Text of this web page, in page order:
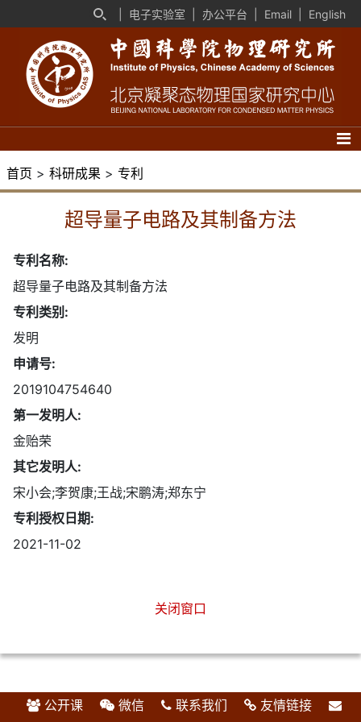
电子实验室 办公平台 Email English
首页 > 科研成果 > 专利
超导量子电路及其制备方法
专利名称:
超导量子电路及其制备方法
专利类别:
发明
申请号:
2019104754640
第一发明人:
金贻荣
其它发明人:
宋小会;李贺康;王战;宋鹏涛;郑东宁
专利授权日期:
2021-11-02
关闭窗口
公开课 微信 联系我们 友情链接